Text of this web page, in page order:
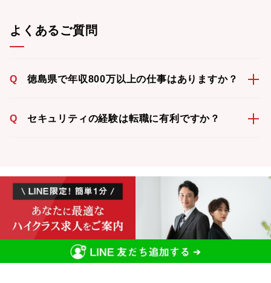
よくあるご質問
Q 徳島県で年収800万以上の仕事はありますか？
Q セキュリティの経験は転職に有利ですか？